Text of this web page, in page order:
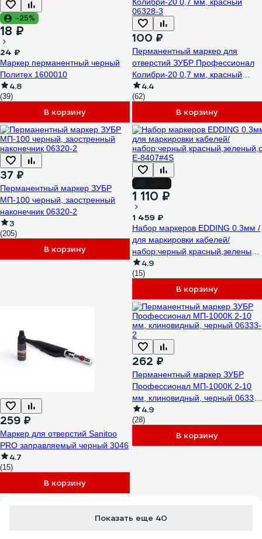
-25%
18 ₽
24 ₽
Маркер перманентный черный
Политех 1600010
4.8
(39)
В корзину
100 ₽
Перманентный маркер для
отверстий ЗУБР Профессионал
Колибри-20 0,7 мм, красный
06328-3
4.4
(62)
В корзину
37 ₽
Перманентный маркер ЗУБР
МП-100 черный, заостренный
наконечник 06320-2
3
(205)
В корзину
1 110 ₽
1 459 ₽
Набор маркеров EDDING 0.3мм /
для маркировки кабелей/
E-8407#4S
4.9
(15)
В корзину
259 ₽
Маркер для отверстий Sanitoo
PRO заправляемый черный 3046
4.7
(15)
В корзину
262 ₽
Перманентный маркер ЗУБР
Профессионал МП-1000К 2-10
мм, клиновидный, черный 06333-
2 4.9
(28)
В корзину
Показать еще 40